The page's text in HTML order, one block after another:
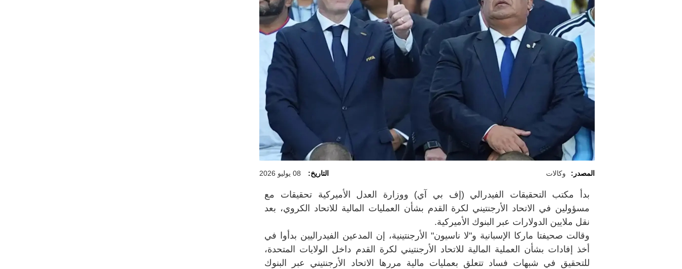
المصدر: وكالات التاريخ: 08 يوليو 2026
بدأ مكتب التحقيقات الفيدرالي (إف بي آي) ووزارة العدل الأميركية تحقيقات مع
مسؤولين في الاتحاد الأرجنتيني لكرة القدم بشأن العمليات المالية للاتحاد الكروي، بعد
نقل ملايين الدولارات عبر البنوك الأميركية.
وقالت صحيفتا ماركا الإسبانية و"لا ناسيون" الأرجنتينية، إن المدعين الفيدراليين بدأوا في
أخذ إفادات بشأن العملية المالية للاتحاد الأرجنتيني لكرة القدم داخل الولايات المتحدة،
للتحقيق في شبهات فساد تتعلق بعمليات مالية مررها الاتحاد الأرجنتيني عبر البنوك